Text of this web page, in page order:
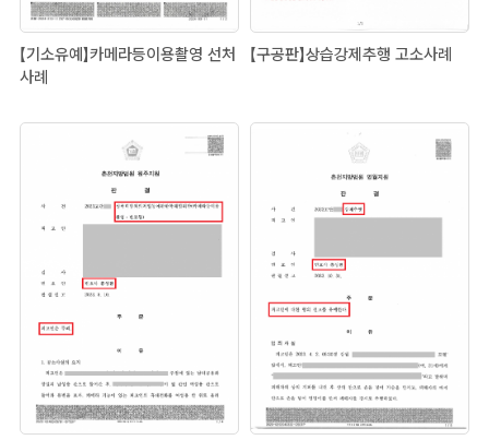
【기소유예】카메라등이용촬영 선처
사례
【구공판】상습강제추행 고소사례